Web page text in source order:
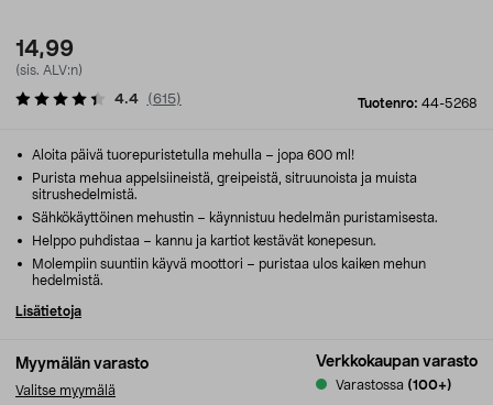
14,99
(sis. ALV:n)
Tuotenro: 44-5268
4.4 (615)
Myymälän varasto
Valitse myymälä
Verkkokaupan varasto
Varastossa (100+)
Aloita päivä tuorepuristetulla mehulla – jopa 600 ml!
Purista mehua appelsiineistä, greipeistä, sitruunoista ja muista
sitrushedelmistä.
Sähkökäyttöinen mehustin – käynnistuu hedelmän puristamisesta.
Helppo puhdistaa – kannu ja kartiot kestävät konepesun.
Molempiin suuntiin käyvä moottori – puristaa ulos kaiken mehun
hedelmistä.
Lisätietoja